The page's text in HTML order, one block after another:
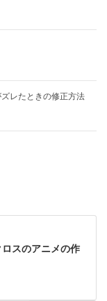
レたときの修正方法
スのアニメの作